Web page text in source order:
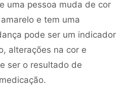
uma pessoa muda de cor
e tem uma
pode ser um indicador
alterações na cor e
ser o resultado de